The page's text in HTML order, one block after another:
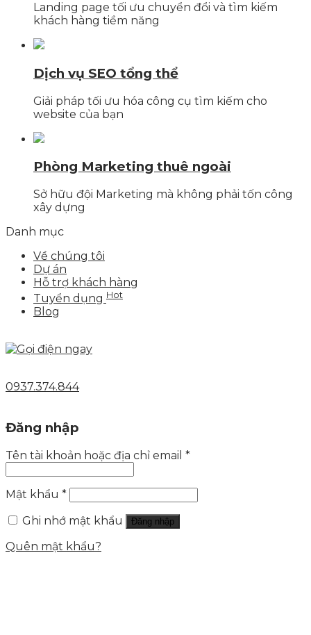
Landing page tối ưu chuyển đổi và tìm kiếm
khách hàng tiềm năng
Dịch vụ SEO tổng thể
Giải pháp tối ưu hóa công cụ tìm kiếm cho
website của bạn
Phòng Marketing thuê ngoài
Sở hữu đội Marketing mà không phải tốn công
xây dựng
Danh mục
Về chúng tôi
Dự án
Hỗ trợ khách hàng
Tuyển dụng Hot
Blog
0937.374.844
Đăng nhập
Tên tài khoản hoặc địa chỉ email *
Mật khẩu *
Ghi nhớ mật khẩu
Đăng nhập
Quên mật khẩu?